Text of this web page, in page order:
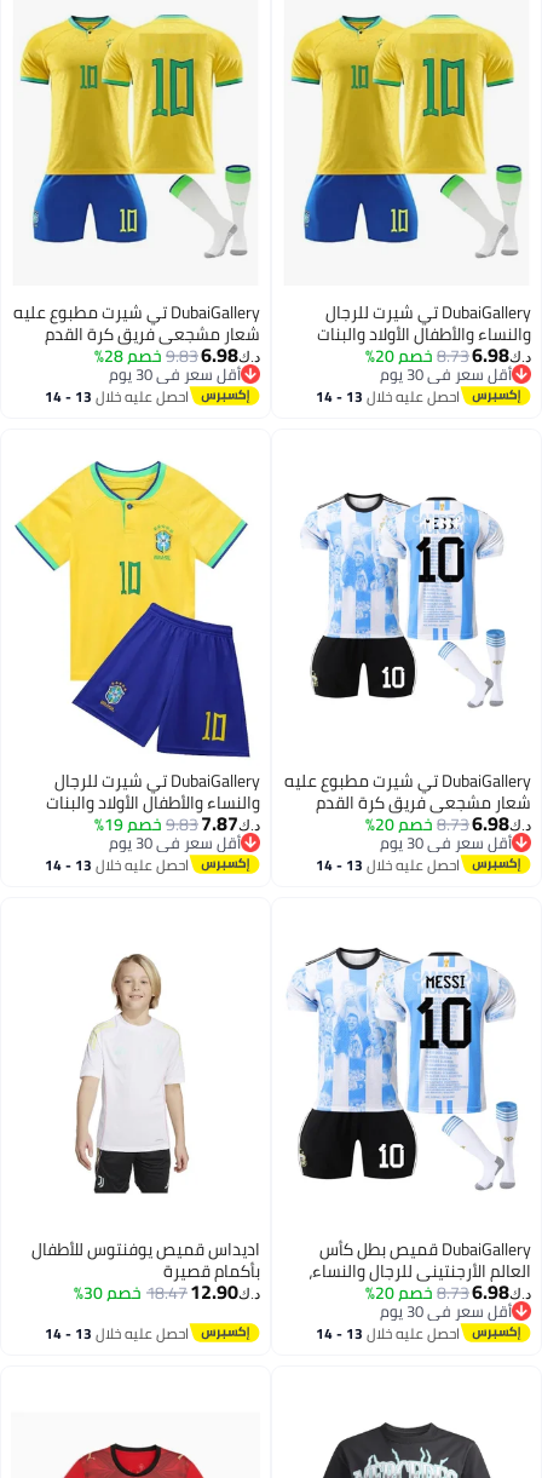
DubaiGallery تي شيرت للرجال
والنساء والأطفال الأولاد والبنات
طقم زي الفريق الوطني والأندية
بأكمام قصيرة وشورتات رياضية
مطبوعة
د.ك‏6.98
8.73خصم 20%
أقل سعر في 30 يوم
أقل سعر في 30 يوماحصل عليه خلال 13 - 14
DubaiGallery تي شيرت مطبوع عليه
شعار مشجعي فريق كرة القدم
العالمي لدعم الفريق تي شيرت
فريق كرة القدم للرجال | النساء |
الأطفال للفوز بالكأس
د.ك‏6.98
9.83خصم 28%
أقل سعر في 30 يوم
أقل سعر في 30 يوماحصل عليه خلال 13 - 14
DubaiGallery تي شيرت مطبوع عليه
شعار مشجعي فريق كرة القدم
العالمي لدعم الفريق تي شيرت
فريق كرة القدم للرجال | النساء |
الأطفال للفوز بالكأس
د.ك‏6.98
8.73خصم 20%
أقل سعر في 30 يوم
أقل سعر في 30 يوماحصل عليه خلال 13 - 14
DubaiGallery تي شيرت للرجال
والنساء والأطفال الأولاد والبنات
طقم زي الفريق الوطني والأندية
بأكمام قصيرة وشورتات رياضية
مطبوعة
د.ك‏7.87
9.83خصم 19%
أقل سعر في 30 يوم
أقل سعر في 30 يوماحصل عليه خلال 13 - 14
DubaiGallery قميص بطل كأس
العالم الأرجنتيني للرجال والنساء،
طقم تي شيرت للأولاد والبنات، طقم
ملابس للمنتخب الوطني والأندية،
شورت رياضي بأكمام قصيرة مطبوع
د.ك‏6.98
8.73خصم 20%
أقل سعر في 30 يوم
أقل سعر في 30 يوماحصل عليه خلال 13 - 14
اديداس قميص يوفنتوس للأطفال
بأكمام قصيرة
د.ك‏12.90
18.47خصم 30%
احصل عليه خلال 13 - 14